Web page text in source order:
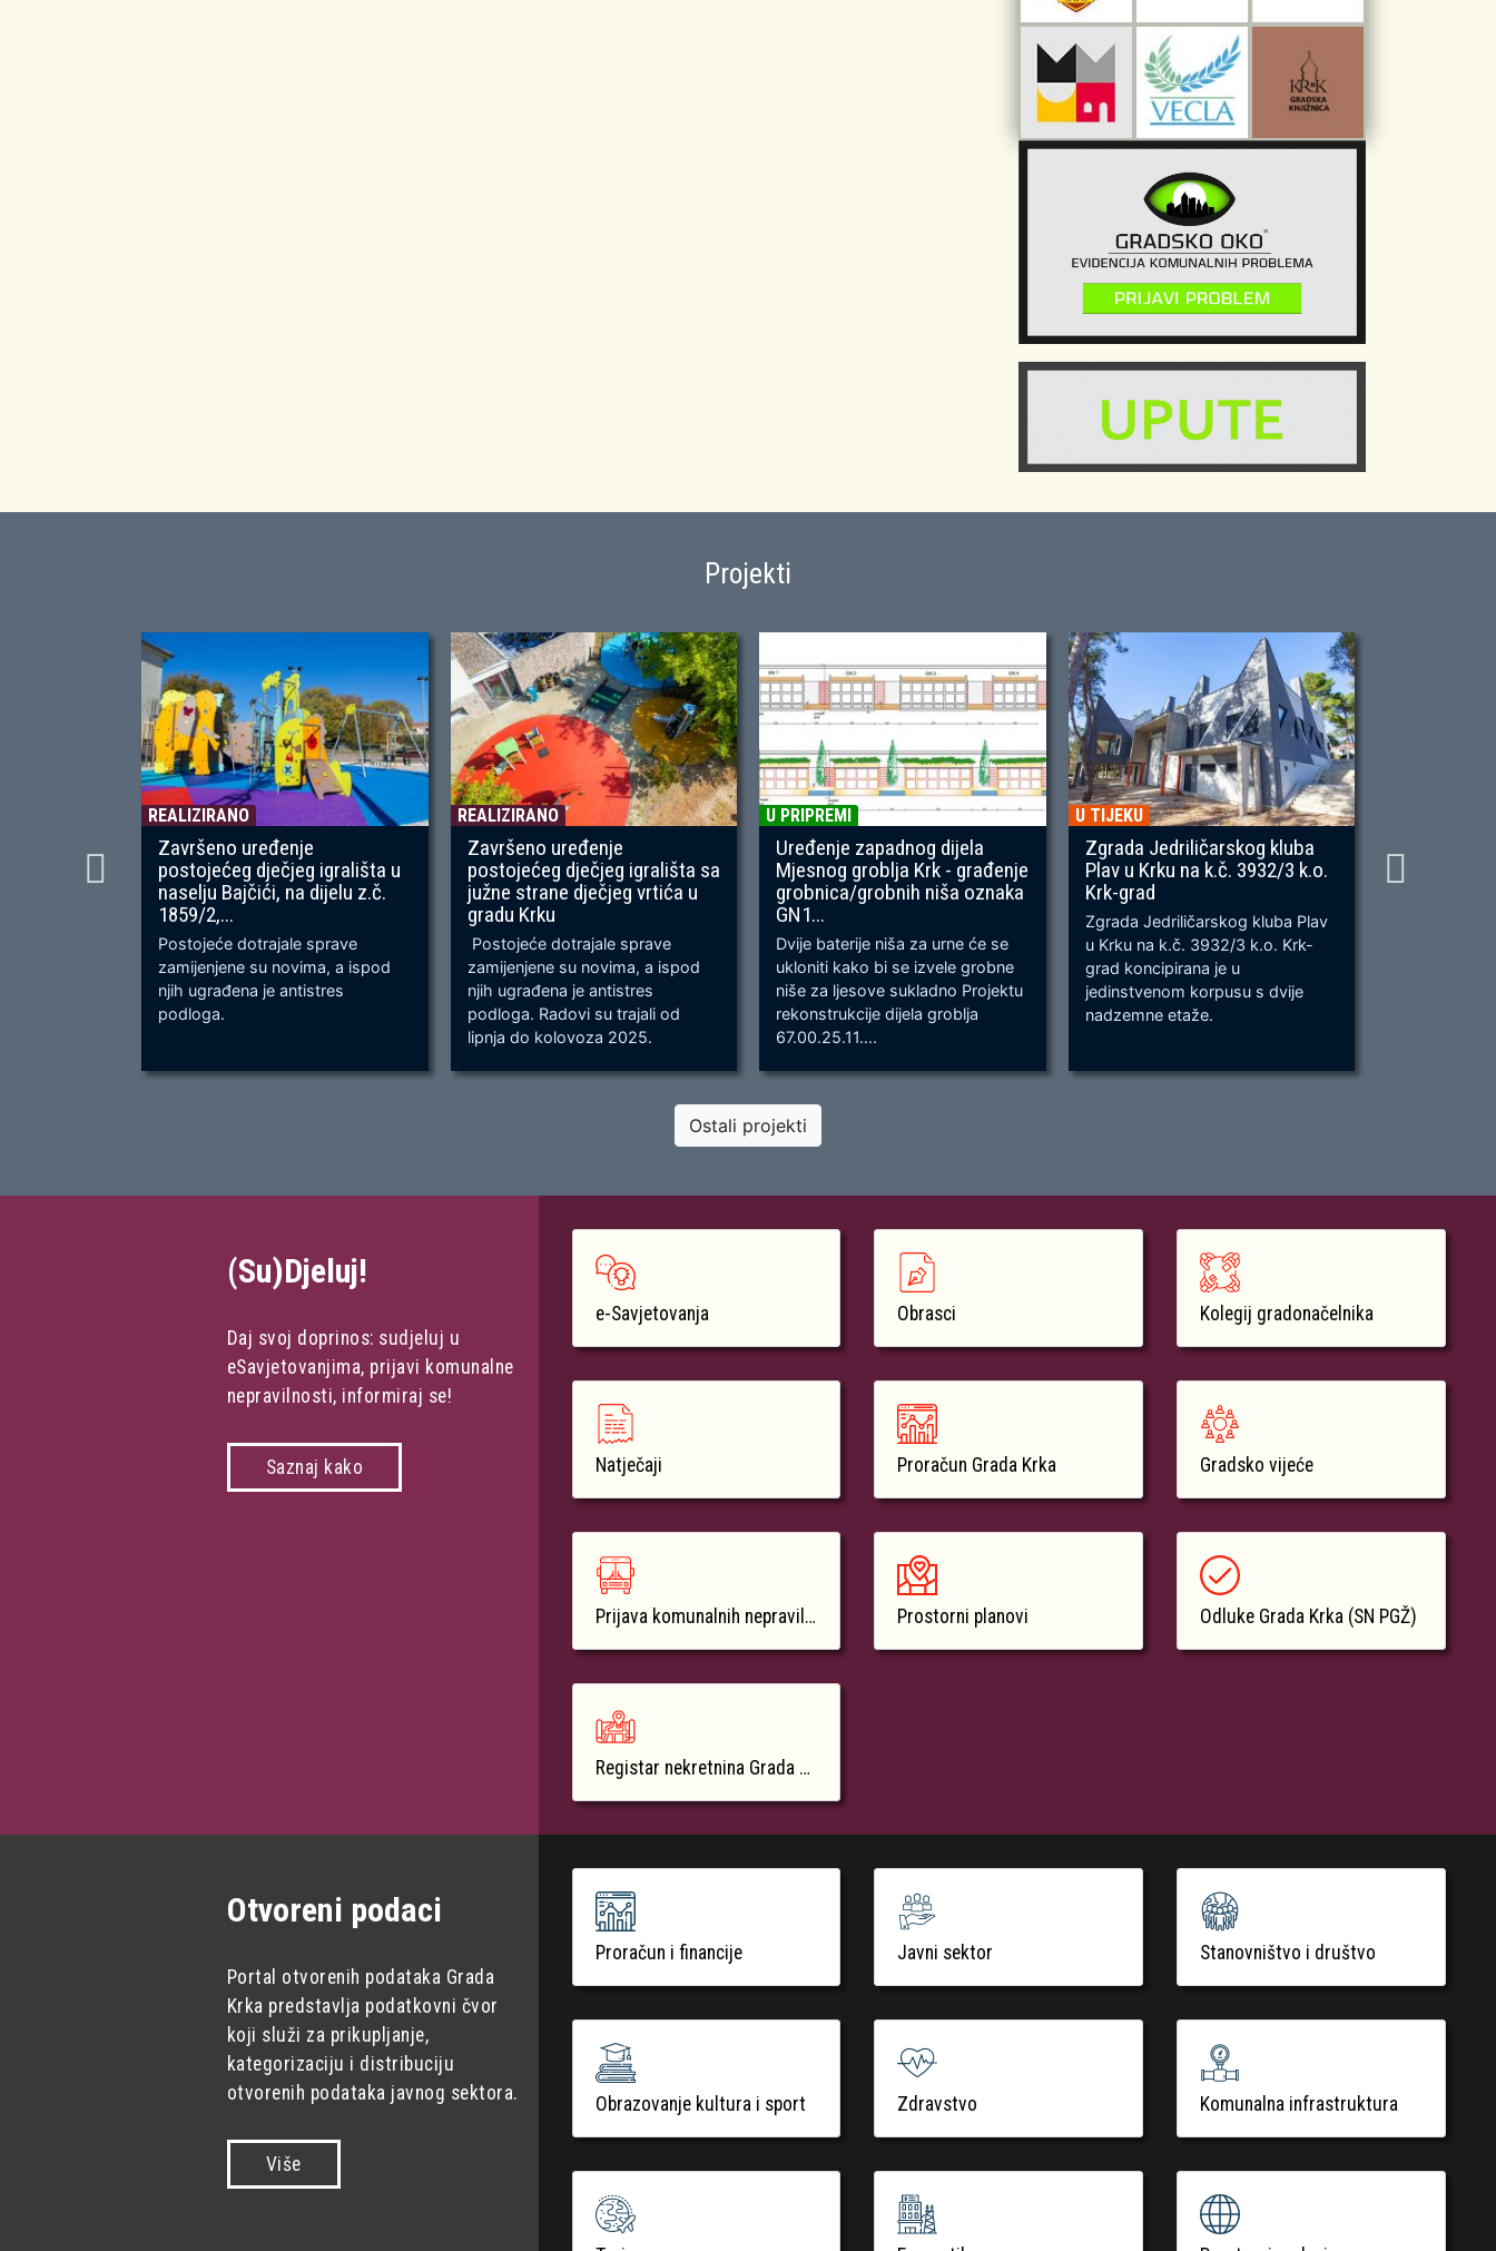
Projekti
REALIZIRANO
Završeno uređenje
postojećeg dječjeg igrališta u
naselju Bajčići, na dijelu z.č.
1859/2,...
Postojeće dotrajale sprave
zamijenjene su novima, a ispod
njih ugrađena je antistres
podloga.
REALIZIRANO
Završeno uređenje
postojećeg dječjeg igrališta sa
južne strane dječjeg vrtića u
gradu Krku
Postojeće dotrajale sprave
zamijenjene su novima, a ispod
njih ugrađena je antistres
podloga. Radovi su trajali od
lipnja do kolovoza 2025.
U PRIPREMI
Uređenje zapadnog dijela
Mjesnog groblja Krk - građenje
grobnica/grobnih niša oznaka
GN1...
Dvije baterije niša za urne će se
ukloniti kako bi se izvele grobne
niše za ljesove sukladno Projektu
rekonstrukcije dijela groblja
67.00.25.11....
U TIJEKU
Zgrada Jedriličarskog kluba
Plav u Krku na k.č. 3932/3 k.o.
Krk-grad
Zgrada Jedriličarskog kluba Plav
u Krku na k.č. 3932/3 k.o. Krk-
grad koncipirana je u
jedinstvenom korpusu s dvije
nadzemne etaže.
Gradnja
Ostali projekti
(Su)Djeluj!
Daj svoj doprinos: sudjeluj u
eSavjetovanjima, prijavi komunalne
nepravilnosti, informiraj se!
Saznaj kako
e-Savjetovanja
Natječaji
Prijava komunalnih nepravilnosti
Registar nekretnina Grada Krka
Obrasci
Proračun Grada Krka
Prostorni planovi
Kolegij gradonačelnika
Gradsko vijeće
Odluke Grada Krka (SN PGŽ)
Otvoreni podaci
Portal otvorenih podataka Grada
Krka predstavlja podatkovni čvor
koji služi za prikupljanje,
kategorizaciju i distribuciju
otvorenih podataka javnog sektora.
Više
Proračun i financije
Obrazovanje kultura i sport
Javni sektor
Zdravstvo
Stanovništvo i društvo
Komunalna infrastruktura